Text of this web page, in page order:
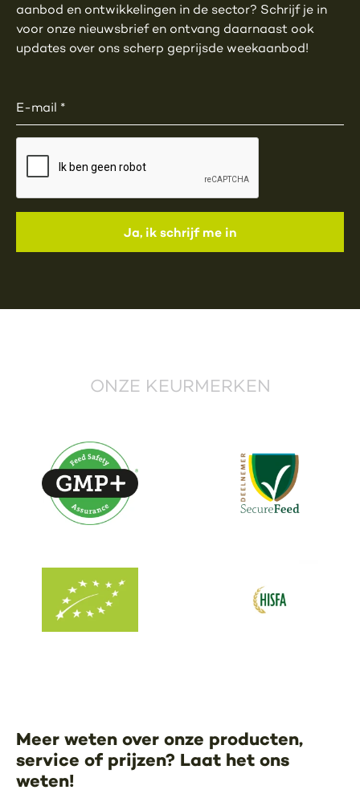
aanbod en ontwikkelingen in de sector? Schrijf je in
voor onze nieuwsbrief en ontvang daarnaast ook
updates over ons scherp geprijsde weekaanbod!
ONZE KEURMERKEN
Meer weten over onze producten,
service of prijzen? Laat het ons
weten!